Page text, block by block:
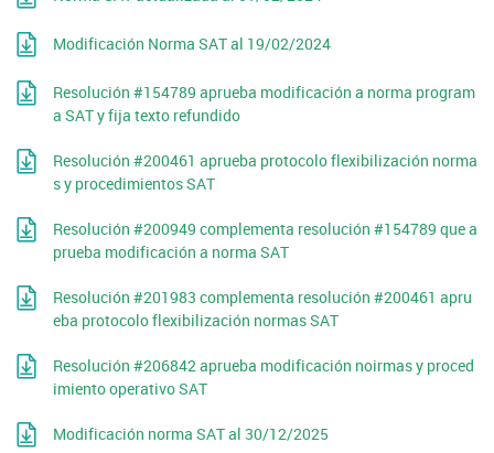
Modificación Norma SAT al 19/02/2024
Resolución #154789 aprueba modificación a norma program
a SAT y fija texto refundido
Resolución #200461 aprueba protocolo flexibilización norma
s y procedimientos SAT
Resolución #200949 complementa resolución #154789 que a
prueba modificación a norma SAT
Resolución #201983 complementa resolución #200461 apru
eba protocolo flexibilización normas SAT
Resolución #206842 aprueba modificación noirmas y proced
imiento operativo SAT
Modificación norma SAT al 30/12/2025